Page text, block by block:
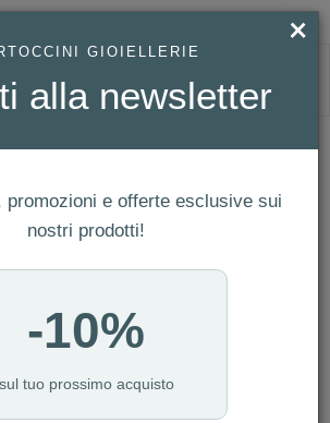
CLASSIC COLLECTION, 3 FILI IN ARGENTO 925 E
Classic Collection,
925 e Diamanti
AN8ABT
×
GIOIELLERIE
alla newsletter
promozioni e offerte esclusive sui
nostri prodotti!
-10%
sul tuo prossimo acquisto